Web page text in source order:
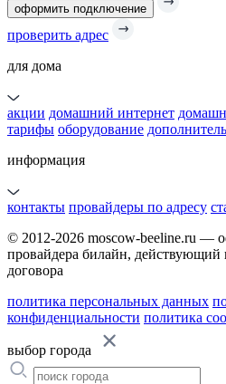
оформить подключение
проверить адрес
для дома
акции домашний интернет
тарифы оборудование
информация
контакты провайдеры по адресу
© 2012-2026 moscow-beeline.ru —
провайдера билайн, действующий
договора
политика персональных данных
конфиденциальности политика
выбор города